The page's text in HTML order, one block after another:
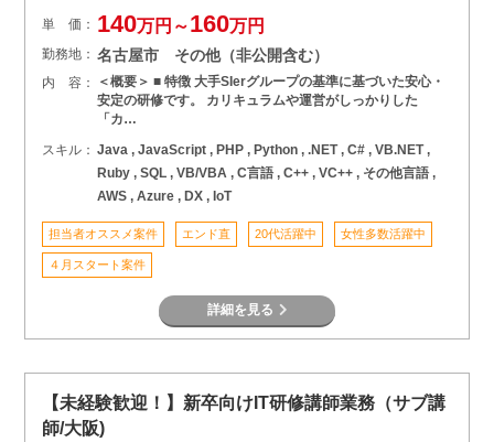
単 価： 140万円～160万円
勤務地： 名古屋市 その他（非公開含む）
内 容：
＜概要＞ ■ 特徴 大手SIerグループの基準に基づいた安心・
安定の研修です。 カリキュラムや運営がしっかりした
「カ…
スキル： Java , JavaScript , PHP , Python , .NET , C# , VB.NET ,
Ruby , SQL , VB/VBA , C言語 , C++ , VC++ , その他言語 ,
AWS , Azure , DX , IoT
担当者オススメ案件 エンド直 20代活躍中 女性多数活躍中
４月スタート案件
詳細を見る
【未経験歓迎！】新卒向けIT研修講師業務（サブ講
師/大阪)